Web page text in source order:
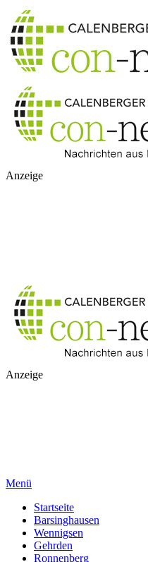
Anzeige
Anzeige
Menü
Startseite
Barsinghausen
Wennigsen
Gehrden
Ronnenberg